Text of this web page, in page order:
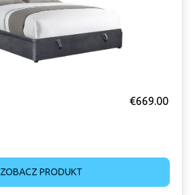
€669.00
ZOBACZ PRODUKT